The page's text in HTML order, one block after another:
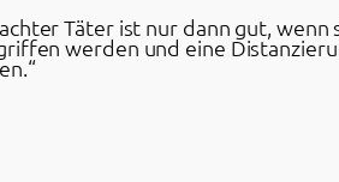
Täter ist nur dann gut,
werden und eine